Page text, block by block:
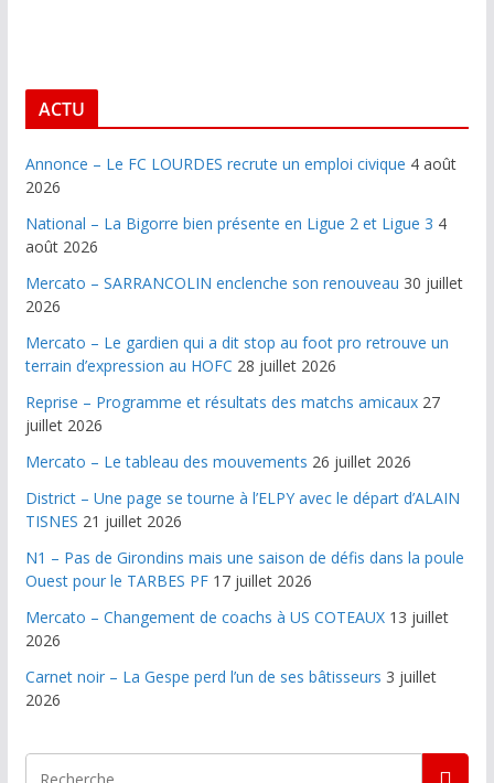
ACTU
Annonce – Le FC LOURDES recrute un emploi civique 4 août
2026
National – La Bigorre bien présente en Ligue 2 et Ligue 3 4
août 2026
Mercato – SARRANCOLIN enclenche son renouveau 30 juillet
2026
Mercato – Le gardien qui a dit stop au foot pro retrouve un
terrain d’expression au HOFC 28 juillet 2026
Reprise – Programme et résultats des matchs amicaux 27
juillet 2026
Mercato – Le tableau des mouvements 26 juillet 2026
District – Une page se tourne à l’ELPY avec le départ d’ALAIN
TISNES 21 juillet 2026
N1 – Pas de Girondins mais une saison de défis dans la poule
Ouest pour le TARBES PF 17 juillet 2026
Mercato – Changement de coachs à US COTEAUX 13 juillet
2026
Carnet noir – La Gespe perd l’un de ses bâtisseurs 3 juillet
2026